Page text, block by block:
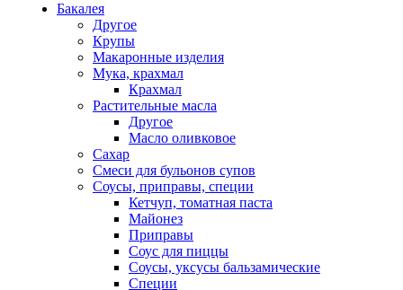
Бакалея
Другое
Крупы
Макаронные изделия
Мука, крахмал
Крахмал
Растительные масла
Другое
Масло оливковое
Сахар
Смеси для бульонов супов
Соусы, приправы, специи
Кетчуп, томатная паста
Майонез
Приправы
Соус для пиццы
Соусы, уксусы бальзамические
Специи